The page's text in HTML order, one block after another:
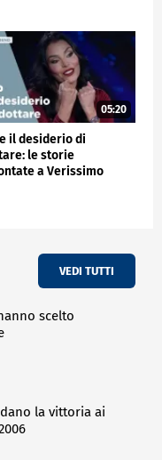
05:20
il desiderio di
le storie
a Verissimo
VEDI TUTTI
scelto
la vittoria ai